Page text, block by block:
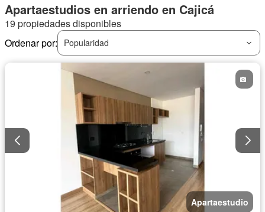
Apartaestudios en arriendo en Cajicá
19 propiedades disponibles
Ordenar por:
Popularidad
Apartaestudio